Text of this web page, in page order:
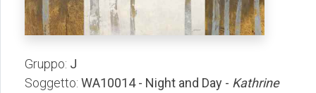
Gruppo: J
Soggetto: WA10014 - Night and Day - Kathrine